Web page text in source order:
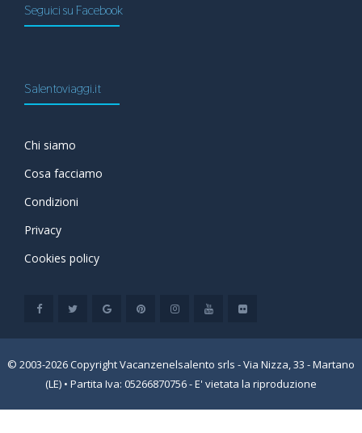
Seguici su Facebook
Salentoviaggi.it
Chi siamo
Cosa facciamo
Condizioni
Privacy
Cookies policy
© 2003-2026 Copyright Vacanzenelsalento srls - Via Nizza, 33 - Martano
(LE) • Partita Iva: 05266870756 - E' vietata la riproduzione